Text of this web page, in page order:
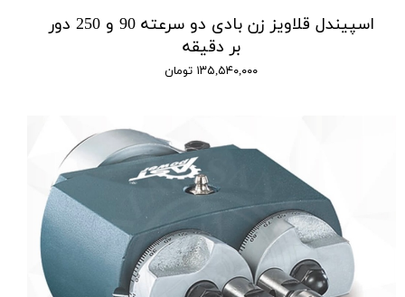
اسپیندل قلاویز زن بادی دو سرعته 90 و 250 دور
بر دقیقه
۱۳۵,۵۴۰,۰۰۰ تومان